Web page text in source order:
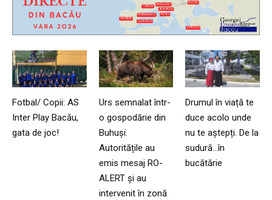
Fotbal/ Copii: AS
Inter Play Bacău,
gata de joc!
Urs semnalat într-
o gospodărie din
Buhuși.
Autoritățile au
emis mesaj RO-
ALERT și au
intervenit în zonă
Drumul în viață te
duce acolo unde
nu te aștepți. De la
sudură…în
bucătărie